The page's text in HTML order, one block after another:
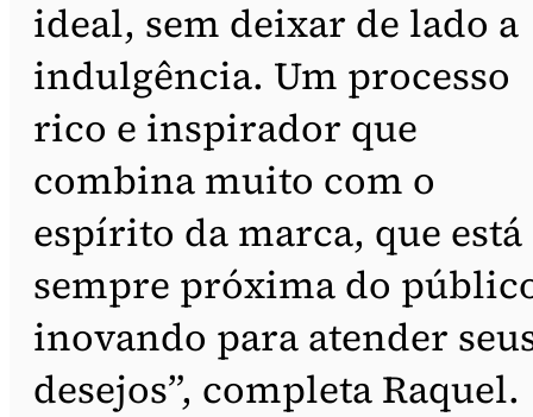
ideal, sem deixar de lado a
indulgência. Um processo
rico e inspirador que
combina muito com o
espírito da marca, que está
sempre próxima do
inovando para atender
desejos”, completa Raquel.